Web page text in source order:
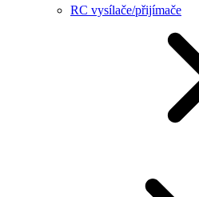
RC vysílače/přijímače